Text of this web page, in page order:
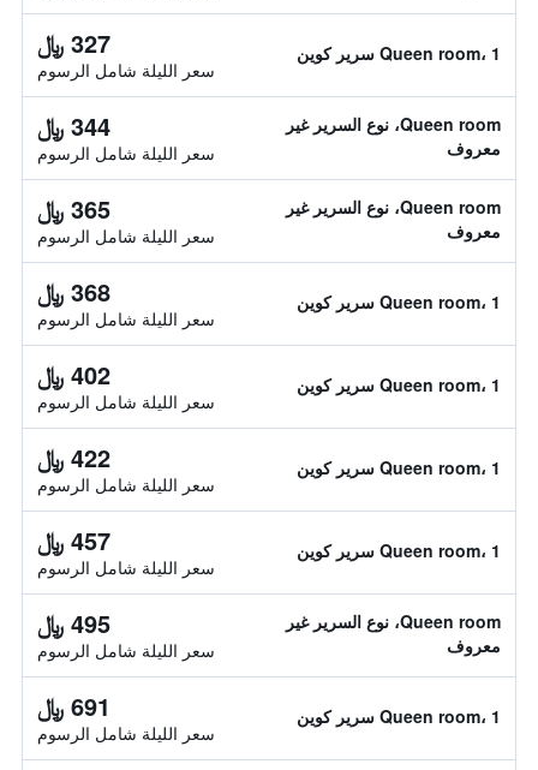
Queen room، 1 سرير كوين 327 ﷼
سعر الليلة شامل الرسوم
Queen room، نوع السرير غير
معروف
344 ﷼
سعر الليلة شامل الرسوم
Queen room، نوع السرير غير
معروف
365 ﷼
سعر الليلة شامل الرسوم
Queen room، 1 سرير كوين 368 ﷼
سعر الليلة شامل الرسوم
Queen room، 1 سرير كوين 402 ﷼
سعر الليلة شامل الرسوم
Queen room، 1 سرير كوين 422 ﷼
سعر الليلة شامل الرسوم
Queen room، 1 سرير كوين 457 ﷼
سعر الليلة شامل الرسوم
Queen room، نوع السرير غير
معروف
495 ﷼
سعر الليلة شامل الرسوم
Queen room، 1 سرير كوين 691 ﷼
سعر الليلة شامل الرسوم